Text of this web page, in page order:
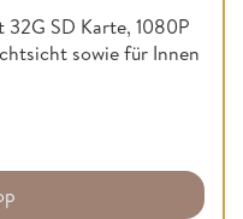
SD Karte, 1080P
sowie für Innen